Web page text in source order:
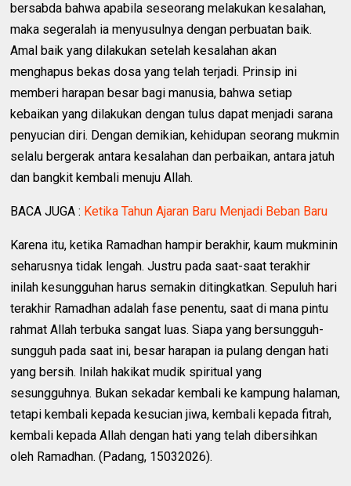
bersabda bahwa apabila seseorang melakukan kesalahan,
maka segeralah ia menyusulnya dengan perbuatan baik.
Amal baik yang dilakukan setelah kesalahan akan
menghapus bekas dosa yang telah terjadi. Prinsip ini
memberi harapan besar bagi manusia, bahwa setiap
kebaikan yang dilakukan dengan tulus dapat menjadi sarana
penyucian diri. Dengan demikian, kehidupan seorang mukmin
selalu bergerak antara kesalahan dan perbaikan, antara jatuh
dan bangkit kembali menuju Allah.
BACA JUGA : Ketika Tahun Ajaran Baru Menjadi Beban Baru
Karena itu, ketika Ramadhan hampir berakhir, kaum mukminin
seharusnya tidak lengah. Justru pada saat-saat terakhir
inilah kesungguhan harus semakin ditingkatkan. Sepuluh hari
terakhir Ramadhan adalah fase penentu, saat di mana pintu
rahmat Allah terbuka sangat luas. Siapa yang bersungguh-
sungguh pada saat ini, besar harapan ia pulang dengan hati
yang bersih. Inilah hakikat mudik spiritual yang
sesungguhnya. Bukan sekadar kembali ke kampung halaman,
tetapi kembali kepada kesucian jiwa, kembali kepada fitrah,
kembali kepada Allah dengan hati yang telah dibersihkan
oleh Ramadhan. (Padang, 15032026).